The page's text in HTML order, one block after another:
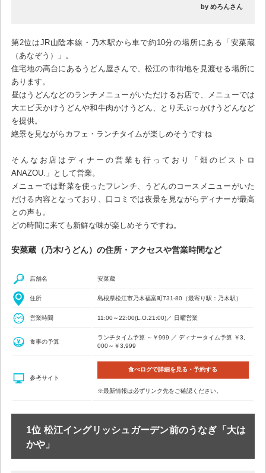
by めろんさん
第2位はJR山陰本線・乃木駅から車で約10分の場所にある「安菜蔵
（あなぞう）」。
住宅地の高台にあるうどん屋さんで、松江の市街地を見渡せる場所に
あります。
昼はうどんなどのランチメニューがいただけるお店で、メニューでは
大エビ天かけうどんや和牛肉かけうどん、とり天ぶっかけうどんなど
を提供。
絶景を見ながらカフェ・ランチタイムが楽しめそうですね
そんなお店はディナーの営業も行っており「畑のビストロ
ANAZOU.」として営業。
メニューでは野菜を使ったフレンチ、うどんのコースメニューがいた
だける内容となっており、口コミでは夜景を見ながらディナーが最高
との声も。
どの時間に来ても新鮮な味が楽しめそうですね。
安菜蔵（乃木/うどん）の住所・アクセスや営業時間など
店舗名 安菜蔵
住所 島根県松江市乃木福富町731-80（最寄り駅：乃木駅）
営業時間 11:00～22:00(L.O.21:00)／ 日曜営業
食事の予算
ランチタイム予算 ～￥999 ／ ディナータイム予算 ￥3,
000～￥3,999
参考サイト
食べログで詳細を見る・予約する
※最新情報は必ずリンク先をご確認ください。
1位 松江イングリッシュガーデン前のうなぎ「大は
かや」